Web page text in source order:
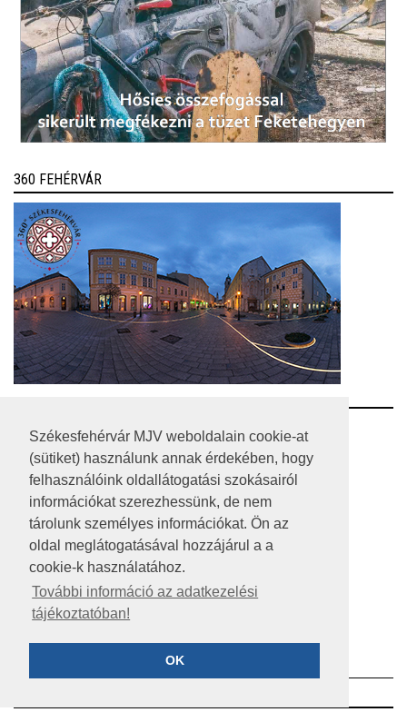
Székesfehérvár MJV weboldalain cookie-at
(sütiket) használunk annak érdekében, hogy
felhasználóink oldallátogatási szokásairól
információkat szerezhessünk, de nem
tárolunk személyes információkat. Ön az
oldal meglátogatásával hozzájárul a a
cookie-k használatához.
További információ az adatkezelési
tájékoztatóban!
OK
360 FEHÉRVÁR
RSS
A HONLAP 2017.03.31-I ÁLLAPOTA
JOGI NYILATKOZAT
IMPRESSZUM
KÖZÉRDEKŰ ADATOK